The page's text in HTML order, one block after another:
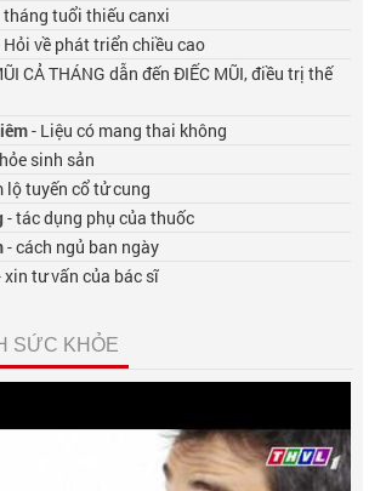
tháng tuổi thiếu canxi
Hỏi về phát triển chiều cao
CẢ THÁNG dẫn đến ĐIẾC MŨI, điều trị thế
- Liệu có mang thai không
sinh sản
lộ tuyến cổ tử cung
- tác dụng phụ của thuốc
- cách ngủ ban ngày
xin tư vấn của bác sĩ
SỨC KHỎE